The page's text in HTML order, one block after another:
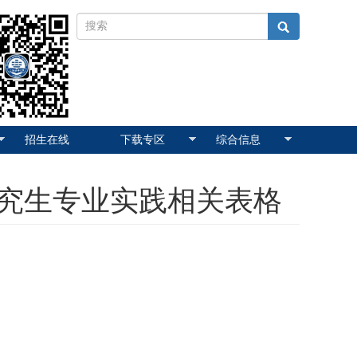
招生在线 下载专区 综合信息
生专业实践相关表格